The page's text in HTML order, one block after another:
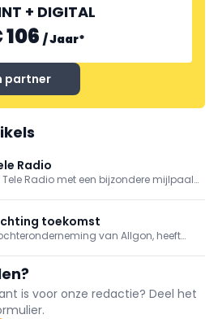
+ DIGITAL
106 /Jaar*
partner
Radio
Radio met een bijzondere mijlpaal:
toekomst
van Allgon, heeft
debuut zal maken tijdens bauma
is voor onze redactie? Deel het